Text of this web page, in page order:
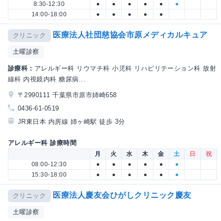
8:30-12:30
● ● ● ● ●
●
14:00-18:00
● ● ● ● ●
クリニック 医療法人社団慈協会市原メディカルキュア
土曜診察
診療科： アレルギー科 リウマチ科 小児科 リハビリテーション科 放射
線科 内視鏡内科 糖尿病...
〒2990111 千葉県市原市姉崎658
0436-61-0519
JR東日本 内房線 姉ヶ崎駅 徒歩 3分
アレルギー科 診療時間
月 火 水 木 金 土 日
祝
08:00-12:30
● ● ● ● ●
●
15:30-18:00
● ● ● ● ● ●
クリニック 医療法人慶友会ひがしクリニック慶友
土曜診察